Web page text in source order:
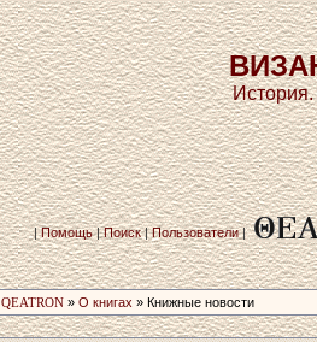
|Помощь|Поиск|Пользователи|
QEATRON» О книгах » Книжные новости